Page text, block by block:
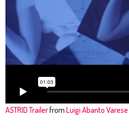
ASTRID TrailerfromLuigi Abanto Varese